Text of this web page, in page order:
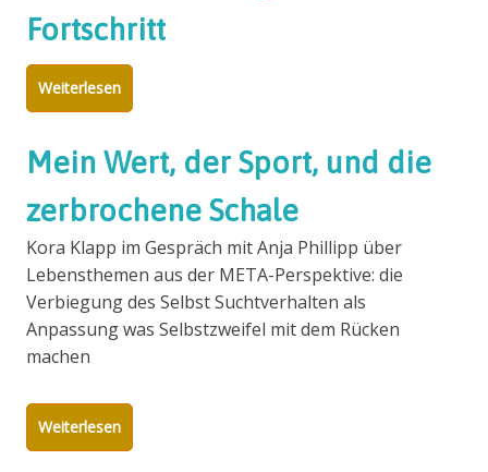
Fortschritt
Weiterlesen
Mein Wert, der Sport, und die
zerbrochene Schale
Kora Klapp im Gespräch mit Anja Phillipp über
Lebensthemen aus der META-Perspektive: die
Verbiegung des Selbst Suchtverhalten als
Anpassung was Selbstzweifel mit dem Rücken
machen
Weiterlesen